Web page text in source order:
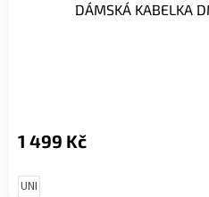
DÁMSKÁ KABELKA
1 499 Kč
UNI